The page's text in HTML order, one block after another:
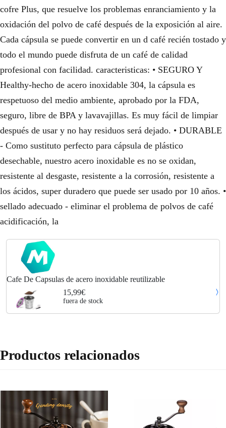
cofre Plus, que resuelve los problemas enranciamiento y la
oxidación del polvo de café después de la exposición al aire.
Cada cápsula se puede convertir en un d café recién tostado y
todo el mundo puede disfruta de un café de calidad
profesional con facilidad. caracteristicas: • SEGURO Y
Healthy-hecho de acero inoxidable 304, la cápsula es
respetuoso del medio ambiente, aprobado por la FDA,
seguro, libre de BPA y lavavajillas. Es muy fácil de limpiar
después de usar y no hay residuos será dejado. • DURABLE
- Como sustituto perfecto para cápsula de plástico
desechable, nuestro acero inoxidable es no se oxidan,
resistente al desgaste, resistente a la corrosión, resistente a
los ácidos, super duradero que puede ser usado por 10 años. •
sellado adecuado - eliminar el problema de polvos de café
acidificación, la
Cafe De Capsulas de acero inoxidable reutilizable
15,99€
fuera de stock
Productos relacionados